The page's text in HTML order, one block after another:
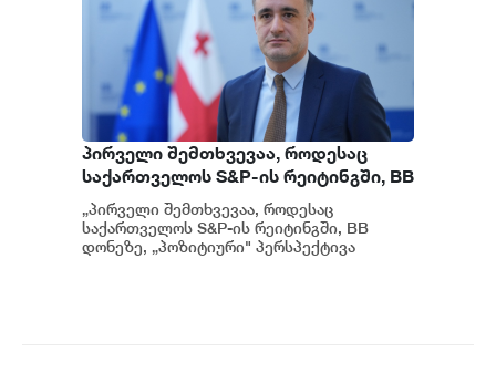
პირველი შემთხვევაა, როდესაც
საქართველოს S&P-ის რეიტინგში, BB
დონეზე „პოზიტიური" პერსპექტივა
მიენიჭა - პერსპექტივის
გაუმჯობესება კიდევ ერთხელ
„პირველი შემთხვევაა, როდესაც
საქართველოს S&P-ის რეიტინგში, BB
დონეზე, „პოზიტიური" პერსპექტივა